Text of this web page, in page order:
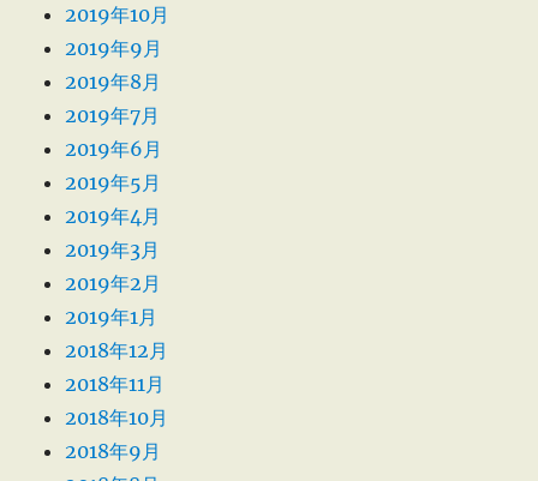
2019年10月
2019年9月
2019年8月
2019年7月
2019年6月
2019年5月
2019年4月
2019年3月
2019年2月
2019年1月
2018年12月
2018年11月
2018年10月
2018年9月